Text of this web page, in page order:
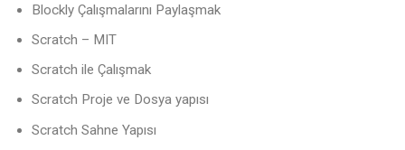
Blockly Çalışmalarını Paylaşmak
Scratch – MIT
Scratch ile Çalışmak
Scratch Proje ve Dosya yapısı
Scratch Sahne Yapısı